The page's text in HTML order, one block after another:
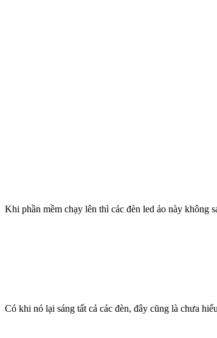
Khi phần mềm chạy lên thì các đèn led ảo này không
Có khi nó lại sáng tất cả các đèn, đây cũng là chưa